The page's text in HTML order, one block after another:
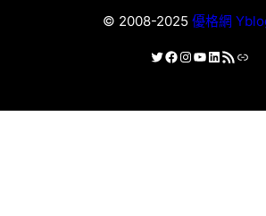
© 2008-2025 優格網
X Facebook
Instagram
YouTube
LinkedIn
RSS 資訊提供連結